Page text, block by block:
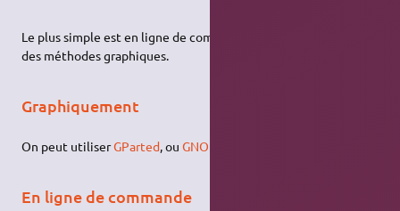
Le plus simple est en ligne de commandes, mais il existe aussi
des méthodes graphiques.
Graphiquement
On peut utiliserGParted, ouGNOME Disques
En ligne de commande